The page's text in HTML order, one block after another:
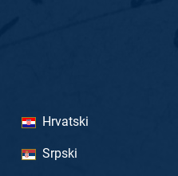
Hrvatski
Srpski